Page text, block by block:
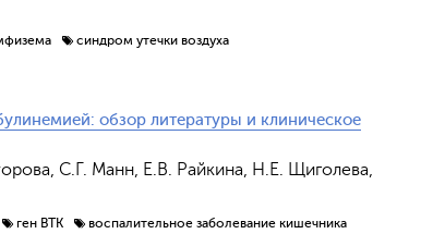
синдром утечки воздуха
обзор литературы и клиническое
С.Г. Манн, Е.В. Райкина, Н.Е. Щиголева,
ген BTK
воспалительное заболевание кишечника